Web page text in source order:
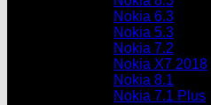
Nokia 6.3
Nokia 5.3
Nokia 7.2
Nokia X7 2018
Nokia 8.1
Nokia 7.1 Plus